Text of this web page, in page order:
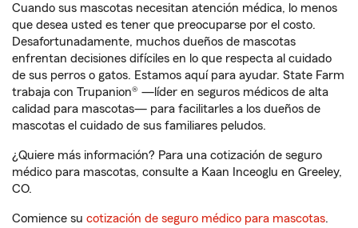
Cuando sus mascotas necesitan atención médica, lo menos
que desea usted es tener que preocuparse por el costo.
Desafortunadamente, muchos dueños de mascotas
enfrentan decisiones difíciles en lo que respecta al cuidado
de sus perros o gatos. Estamos aquí para ayudar. State Farm
trabaja con Trupanion® —líder en seguros médicos de alta
calidad para mascotas— para facilitarles a los dueños de
mascotas el cuidado de sus familiares peludos.
¿Quiere más información? Para una cotización de seguro
médico para mascotas, consulte a Kaan Inceoglu en Greeley,
CO.
Comience su cotización de seguro médico para mascotas.